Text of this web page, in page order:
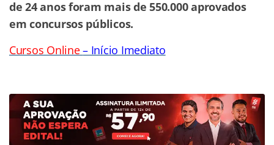
de 24 anos foram mais de 550.000 aprovados
em concursos públicos.
Cursos Online– Início Imediato